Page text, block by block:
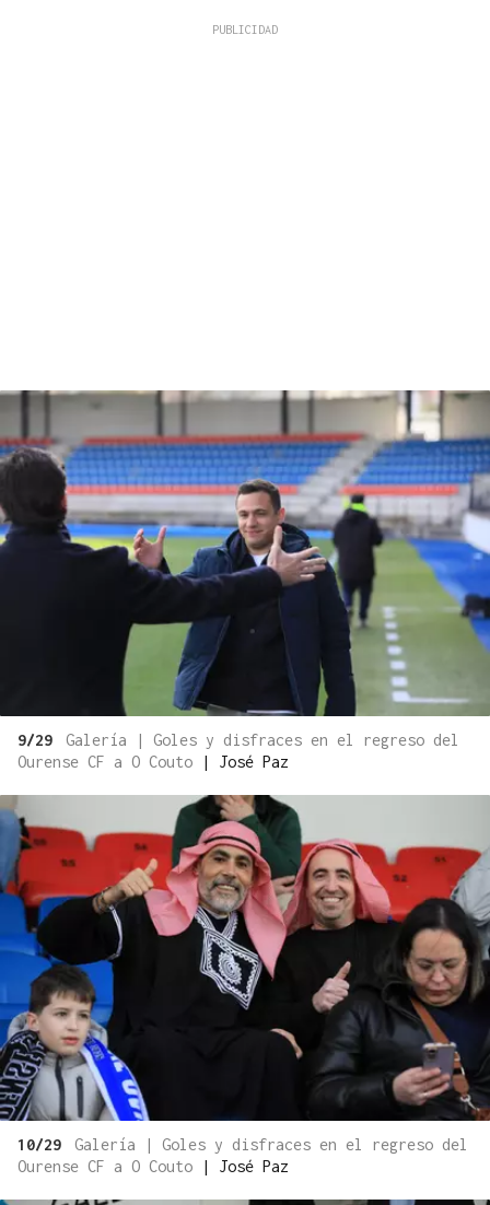
9/29
Galería | Goles y disfraces en el regreso del
Ourense CF a O Couto
| José Paz
10/29
Galería | Goles y disfraces en el regreso del
Ourense CF a O Couto
| José Paz